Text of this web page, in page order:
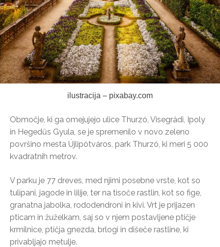
ilustracija – pixabay.com
Območje, ki ga omejujejo ulice Thurzó, Visegrádi, Ipoly
in Hegedűs Gyula, se je spremenilo v novo zeleno
površino mesta Újlipótváros, park Thurzó, ki meri 5 000
kvadratnih metrov.
V parku je 77 dreves, med njimi posebne vrste, kot so
tulipani, jagode in lilije, ter na tisoče rastlin, kot so fige,
granatna jabolka, rododendroni in kivi. Vrt je prijazen
pticam in žuželkam, saj so v njem postavljene ptičje
krmilnice, ptičja gnezda, brlogi in dišeče rastline, ki
privabljajo metulje.